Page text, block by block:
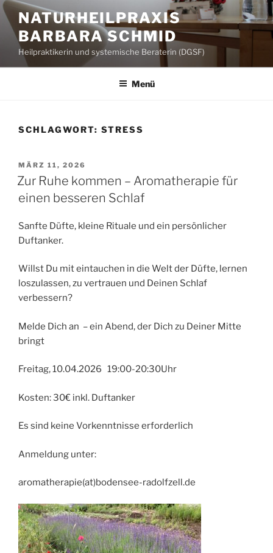
Zum
Inhalt
springen
NATURHEILPRAXIS
BARBARA SCHMID
Heilpraktikerin und systemische Beraterin (DGSF)
Menü
SCHLAGWORT: STRESS
VERÖFFENTLICHT
AM
MÄRZ 11, 2026
Zur Ruhe kommen – Aromatherapie für
einen besseren Schlaf
Sanfte Düfte, kleine Rituale und ein persönlicher
Duftanker.
Willst Du mit eintauchen in die Welt der Düfte, lernen
loszulassen, zu vertrauen und Deinen Schlaf
verbessern?
Melde Dich an – ein Abend, der Dich zu Deiner Mitte
bringt
Freitag, 10.04.2026 19:00-20:30Uhr
Kosten: 30€ inkl. Duftanker
Es sind keine Vorkenntnisse erforderlich
Anmeldung unter:
aromatherapie(at)bodensee-radolfzell.de